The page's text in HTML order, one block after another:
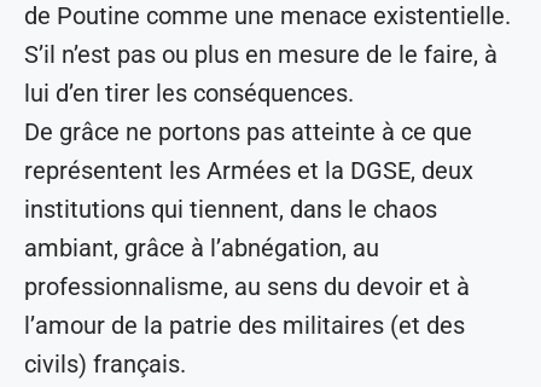
de Poutine comme une menace existentielle.
S’il n’est pas ou plus en mesure de le faire, à
lui d’en tirer les conséquences.
De grâce ne portons pas atteinte à ce que
représentent les Armées et la DGSE, deux
institutions qui tiennent, dans le chaos
ambiant, grâce à l’abnégation, au
professionnalisme, au sens du devoir et à
l’amour de la patrie des militaires (et des
civils) français.